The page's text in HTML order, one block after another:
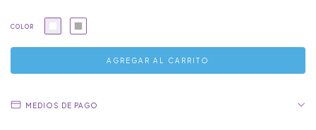
COLOR
MEDIOS DE PAGO